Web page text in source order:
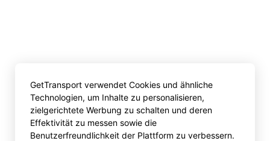
GetTransport verwendet Cookies und ähnliche
Technologien, um Inhalte zu personalisieren,
zielgerichtete Werbung zu schalten und deren
Effektivität zu messen sowie die
Benutzerfreundlichkeit der Plattform zu verbessern.